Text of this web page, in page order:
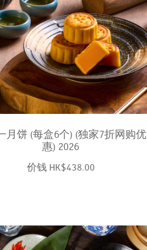
月饼 (每盒6个) (独家7折网购优
惠) 2026
价钱 HK$438.00